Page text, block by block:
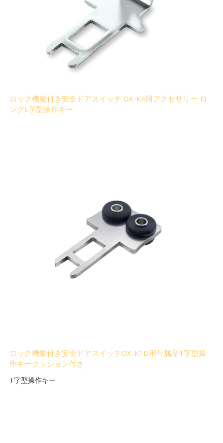
ロック機能付き安全ドアスイッチ OX-K4用アクセサリー ロ
ングL字型操作キー
ロック機能付き安全ドアスイッチOX-K1D用付属品T字型操
作キークッション付き
T字型操作キー